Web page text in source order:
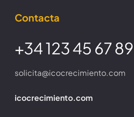
Contacta
+34 123 45 67 89
solicita@icocrecimiento.com
icocrecimiento.com